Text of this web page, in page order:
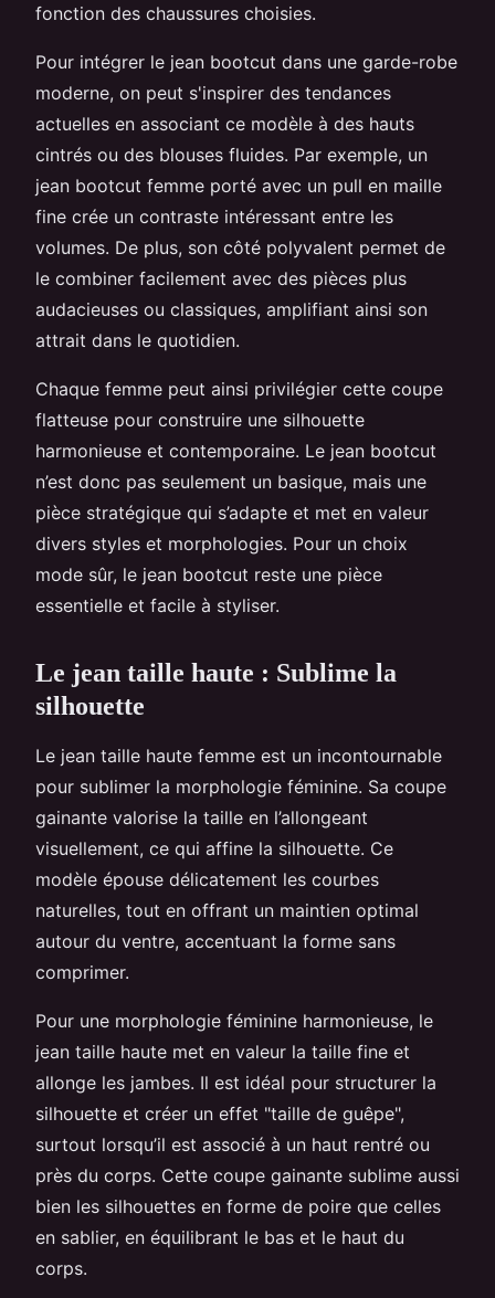
fonction des chaussures choisies.
Pour intégrer le jean bootcut dans une garde-robe
moderne, on peut s'inspirer des tendances
actuelles en associant ce modèle à des hauts
cintrés ou des blouses fluides. Par exemple, un
jean bootcut femme porté avec un pull en maille
fine crée un contraste intéressant entre les
volumes. De plus, son côté polyvalent permet de
le combiner facilement avec des pièces plus
audacieuses ou classiques, amplifiant ainsi son
attrait dans le quotidien.
Chaque femme peut ainsi privilégier cette coupe
flatteuse pour construire une silhouette
harmonieuse et contemporaine. Le jean bootcut
n’est donc pas seulement un basique, mais une
pièce stratégique qui s’adapte et met en valeur
divers styles et morphologies. Pour un choix
mode sûr, le jean bootcut reste une pièce
essentielle et facile à styliser.
Le jean taille haute : Sublime la
silhouette
Le jean taille haute femme est un incontournable
pour sublimer la morphologie féminine. Sa coupe
gainante valorise la taille en l’allongeant
visuellement, ce qui affine la silhouette. Ce
modèle épouse délicatement les courbes
naturelles, tout en offrant un maintien optimal
autour du ventre, accentuant la forme sans
comprimer.
Pour une morphologie féminine harmonieuse, le
jean taille haute met en valeur la taille fine et
allonge les jambes. Il est idéal pour structurer la
silhouette et créer un effet "taille de guêpe",
surtout lorsqu’il est associé à un haut rentré ou
près du corps. Cette coupe gainante sublime aussi
bien les silhouettes en forme de poire que celles
en sablier, en équilibrant le bas et le haut du
corps.